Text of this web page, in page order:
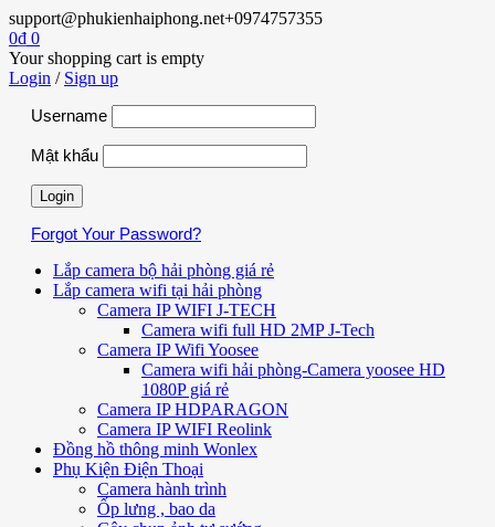
support@phukienhaiphong.net+0974757355
0₫ 0
Your shopping cart is empty
Login / Sign up
Username
Mật khẩu
Forgot Your Password?
Lắp camera bộ hải phòng giá rẻ
Lắp camera wifi tại hải phòng
Camera IP WIFI J-TECH
Camera wifi full HD 2MP J-Tech
Camera IP Wifi Yoosee
Camera wifi hải phòng-Camera yoosee HD
1080P giá rẻ
Camera IP HDPARAGON
Camera IP WIFI Reolink
Đồng hồ thông minh Wonlex
Phụ Kiện Điện Thoại
Camera hành trình
Ốp lưng , bao da